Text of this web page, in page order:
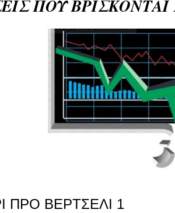
ΠΟΥ
ΠΡΟ ΒΕΡΤΣΕΛΙ 1